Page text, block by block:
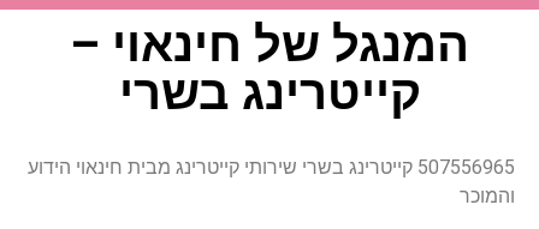
המנגל של חינאוי –
קייטרינג בשרי
507556965 קייטרינג בשרי שירותי קייטרינג מבית חינאוי הידוע
והמוכר